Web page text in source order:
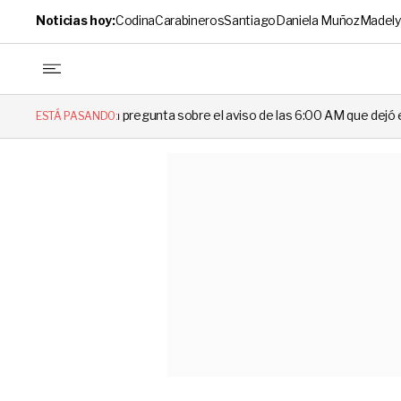
Noticias hoy:CodinaCarabinerosSantiagoDaniela Muñoz
ESTÁ PASANDO:
sobre el aviso de las 6:00 AM que dejó en evidencia al